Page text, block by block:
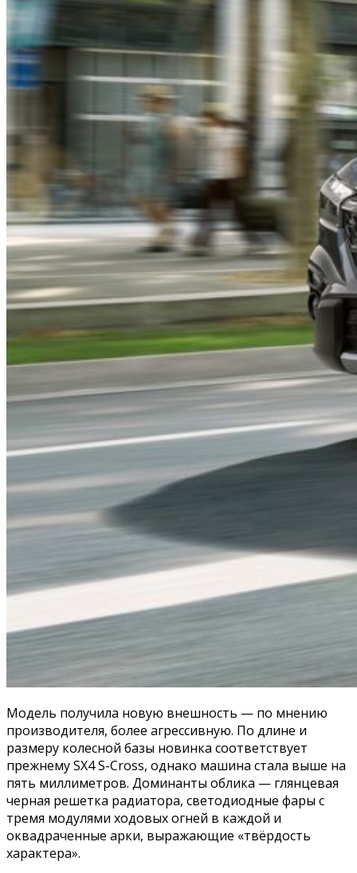
Модель получила новую внешность — по мнению
производителя, более агрессивную. По длине и
размеру колесной базы новинка соответствует
прежнему SX4 S-Cross, однако машина стала выше на
пять миллиметров. Доминанты облика — глянцевая
черная решетка радиатора, светодиодные фары с
тремя модулями ходовых огней в каждой и
оквадраченные арки, выражающие «твёрдость
характера».